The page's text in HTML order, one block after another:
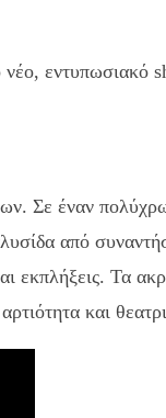
εντυπωσιακό
Σε έναν
από
εκπλήξεις. Τα
και